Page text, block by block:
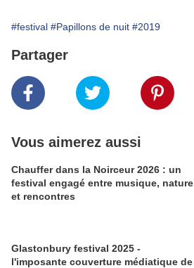
#festival #Papillons de nuit #2019
Partager
Vous aimerez aussi
Chauffer dans la Noirceur 2026 : un
festival engagé entre musique, nature
et rencontres
Glastonbury festival 2025 -
l'imposante couverture médiatique de